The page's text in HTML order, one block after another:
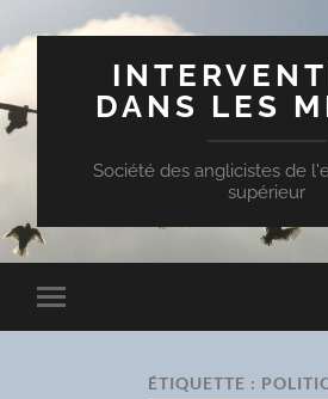
DANS LES
Société des anglicistes de
supérieur
Toggle
mobile
ÉTIQUETTE :